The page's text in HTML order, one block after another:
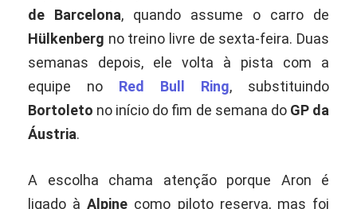
de Barcelona, quando assume o carro de
Hülkenberg no treino livre de sexta-feira. Duas
semanas depois, ele volta à pista com a
equipe no Red Bull Ring, substituindo
Bortoleto no início do fim de semana do GP da
Áustria.
A escolha chama atenção porque Aron é
ligado àAlpine como piloto reserva, mas foi